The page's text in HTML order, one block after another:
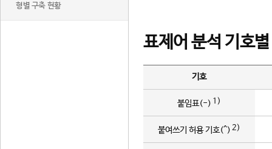
형별 구축 현황
표제어 분석 기호
기호
붙임표(-) 1)
붙여쓰기 허용 기호(^) 2)